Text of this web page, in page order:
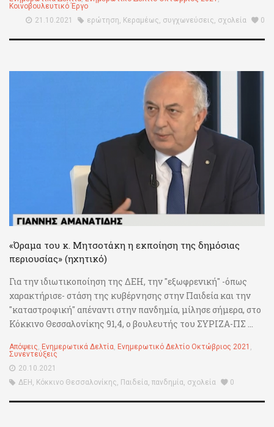
Κοινοβουλευτικό Έργο
21.10.2021
ερώτηση, Κεραμέως, συγχωνεύσεις, σχολεία 0
«Όραμα του κ. Μητσοτάκη η εκποίηση της δημόσιας
περιουσίας» (ηχητικό)
Για την ιδιωτικοποίηση της ΔΕΗ, την "εξωφρενική" -όπως
χαρακτήρισε- στάση της κυβέρνησης στην Παιδεία και την
"καταστροφική" απέναντι στην πανδημία, μίλησε σήμερα, στο
Κόκκινο Θεσσαλονίκης 91,4, ο βουλευτής του ΣΥΡΙΖΑ-ΠΣ ...
Απόψεις, Ενημερωτικά Δελτία, Ενημερωτικό Δελτίο Οκτώβριος 2021 ,
Συνεντεύξεις
20.10.2021
ΔΕΗ, Κόκκινο Θεσσαλονίκης, Παιδεία, πανδημία, σχολεία 0